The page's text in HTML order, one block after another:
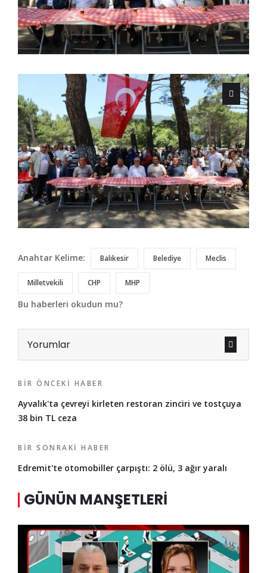
Anahtar Kelime: Balıkesir Belediye Meclis
Milletvekili CHP MHP
Bu haberleri okudun mu?
Yorumlar
BIR ÖNCEKI HABER
Ayvalık'ta çevreyi kirleten restoran zinciri ve tostçuya
38 bin TL ceza
BIR SONRAKI HABER
Edremit'te otomobiller çarpıştı: 2 ölü, 3 ağır yaralı
GÜNÜN MANŞETLERI